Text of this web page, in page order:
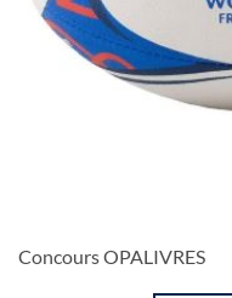
Concours OPALIVRES